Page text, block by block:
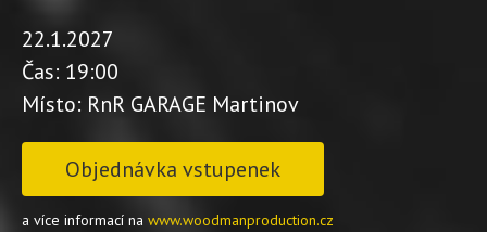
22.1.2027
Čas: 19:00
Místo: RnR GARAGE Martinov
Objednávka vstupenek
a více informací na www.woodmanproduction.cz